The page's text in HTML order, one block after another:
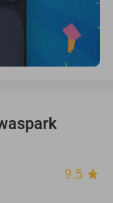
9.5 star